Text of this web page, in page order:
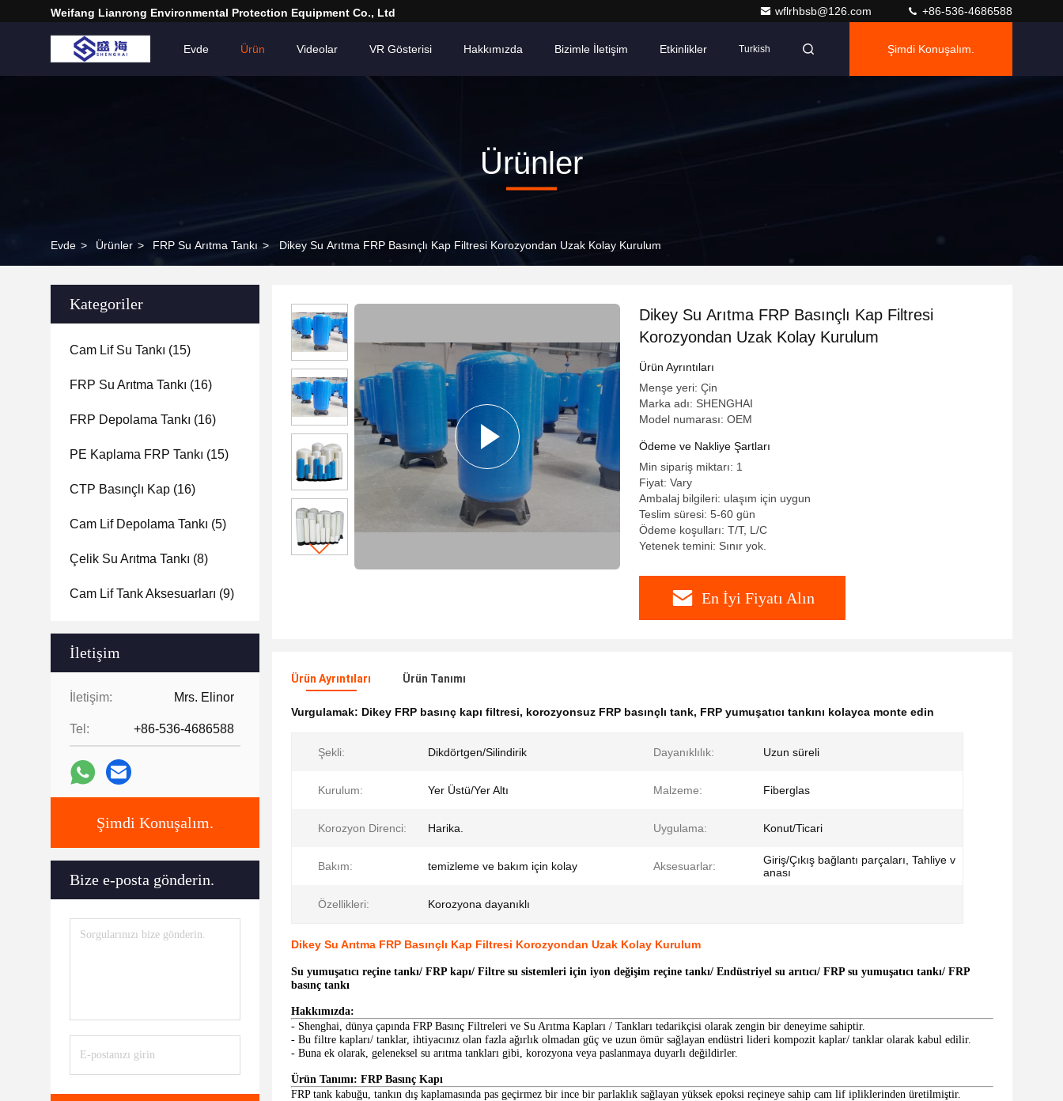
Weifang Lianrong Environmental Protection Equipment Co., Ltd wflrhbsb@126.com +86-536-4686588
Evde Ürün Videolar VR Gösterisi Hakkımızda Bizimle İletişim Etkinlikler Turkish Şimdi Konuşalım.
Ürünler
Evde > Ürünler > FRP Su Arıtma Tankı > Dikey Su Arıtma FRP Basınçlı Kap Filtresi Korozyondan Uzak Kolay Kurulum
Kategoriler
Cam Lif Su Tankı (15)
FRP Su Arıtma Tankı (16)
FRP Depolama Tankı (16)
PE Kaplama FRP Tankı (15)
CTP Basınçlı Kap (16)
Cam Lif Depolama Tankı (5)
Çelik Su Arıtma Tankı (8)
Cam Lif Tank Aksesuarları (9)
İletişim
İletişim: Mrs. Elinor
Tel: +86-536-4686588
Şimdi Konuşalım.
Bize e-posta gönderin.
Dikey Su Arıtma FRP Basınçlı Kap Filtresi
Korozyondan Uzak Kolay Kurulum
Ürün Ayrıntıları
Menşe yeri: Çin
Marka adı: SHENGHAI
Model numarası: OEM
Ödeme ve Nakliye Şartları
Min sipariş miktarı: 1
Fiyat: Vary
Ambalaj bilgileri: ulaşım için uygun
Teslim süresi: 5-60 gün
Ödeme koşulları: T/T, L/C
Yetenek temini: Sınır yok.
En İyi Fiyatı Alın
Ürün Ayrıntıları Ürün Tanımı
Vurgulamak: Dikey FRP basınç kapı filtresi, korozyonsuz FRP basınçlı tank, FRP yumuşatıcı tankını kolayca monte edin
Şekli: Dikdörtgen/Silindirik Dayanıklılık: Uzun süreli
Kurulum: Yer Üstü/Yer Altı Malzeme: Fiberglas
Korozyon Direnci: Harika. Uygulama: Konut/Ticari
Bakım: temizleme ve bakım için kolay Aksesuarlar:
Giriş/Çıkış bağlantı parçaları, Tahliye v
anası
Özellikleri: Korozyona dayanıklı
Dikey Su Arıtma FRP Basınçlı Kap Filtresi Korozyondan Uzak Kolay Kurulum
Su yumuşatıcı reçine tankı/ FRP kapı/ Filtre su sistemleri için iyon değişim reçine tankı/ Endüstriyel su arıtıcı/ FRP su yumuşatıcı tankı/ FRP
basınç tankı
Hakkımızda:
- Shenghai, dünya çapında FRP Basınç Filtreleri ve Su Arıtma Kapları / Tankları tedarikçisi olarak zengin bir deneyime sahiptir.
- Bu filtre kapları/ tanklar, ihtiyacınız olan fazla ağırlık olmadan güç ve uzun ömür sağlayan endüstri lideri kompozit kaplar/ tanklar olarak kabul edilir.
- Buna ek olarak, geleneksel su arıtma tankları gibi, korozyona veya paslanmaya duyarlı değildirler.
Ürün Tanımı: FRP Basınç Kapı
FRP tank kabuğu, tankın dış kaplamasında pas geçirmez bir ince bir parlaklık sağlayan yüksek epoksi reçineye sahip cam lif ipliklerinden üretilmiştir.